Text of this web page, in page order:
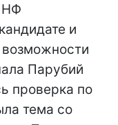
НФ
и
Парубий
проверка по
тема со